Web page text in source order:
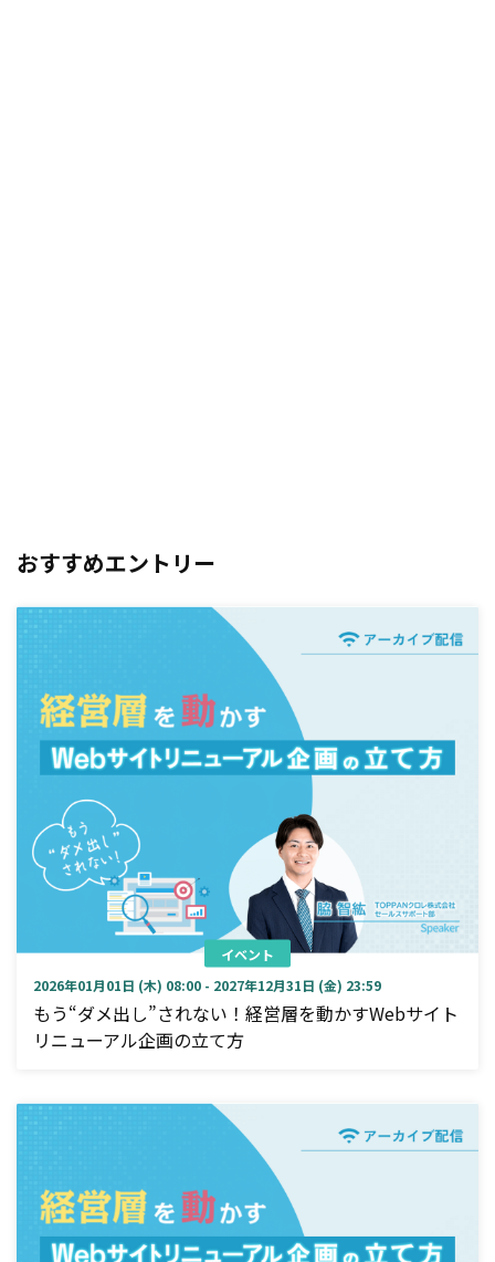
おすすめエントリー
イベント
2026年01月01日 (木) 08:00 - 2027年12月31日 (金) 23:59
もう“ダメ出し”されない！経営層を動かすWebサイト
リニューアル企画の立て方